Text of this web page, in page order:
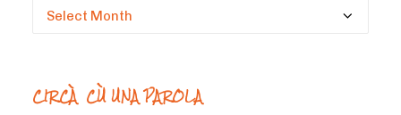
Circà
CIRCÀ CÙ UNA PAROLA